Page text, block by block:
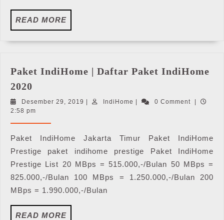
READ MOREREAD
MORE
Paket IndiHome | Daftar Paket IndiHome
2020
|
IndiHome
2020
Desember 29, 2019 Desember
| IndiHome IndiHome
| 0 Comment
|
2:58 pm
Paket IndiHome Jakarta Timur Paket IndiHome
Prestige paket indihome prestige Paket IndiHome
Prestige List 20 MBps = 515.000,-/Bulan 50 MBps =
825.000,-/Bulan 100 MBps = 1.250.000,-/Bulan 200
MBps = 1.990.000,-/Bulan
READ MOREREAD